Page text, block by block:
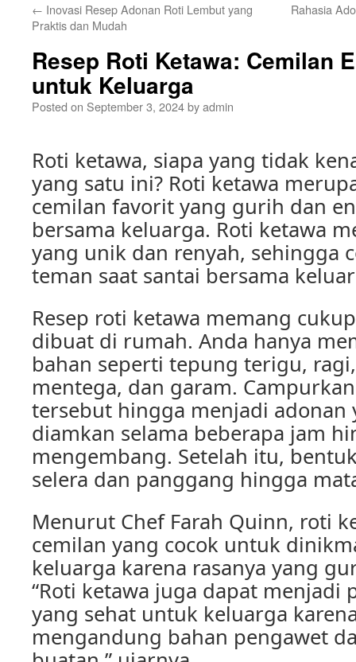
← Inovasi Resep Adonan Roti Lembut yang
Praktis dan Mudah
Rahasia
Resep Roti Ketawa: Cemilan
untuk Keluarga
Posted on September 3, 2024byadmin
Roti ketawa, siapa yang tidak
yang satu ini? Roti ketawa
cemilan favorit yang gurih dan
bersama keluarga. Roti ketawa
yang unik dan renyah, sehingga
teman saat santai bersama
Resep roti ketawa memang
dibuat di rumah. Anda hanya
bahan seperti tepung terigu,
mentega, dan garam.
tersebut hingga menjadi adonan
diamkan selama beberapa jam
mengembang. Setelah itu,
selera dan panggang hingga
Menurut Chef Farah Quinn, roti
cemilan yang cocok untuk
keluarga karena rasanya yang
“Roti ketawa juga dapat menjadi
yang sehat untuk keluarga
mengandung bahan pengawet